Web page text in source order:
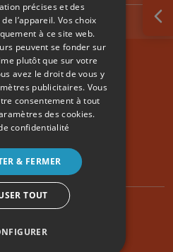
diversité
précises et des
l’appareil. Vos choix
à ce site web.
peuvent se fonder sur
plutôt que sur votre
avez le droit de vous y
publicitaires. Vous
consentement à tout
des cookies.
confidentialité
& FERMER
TOUT